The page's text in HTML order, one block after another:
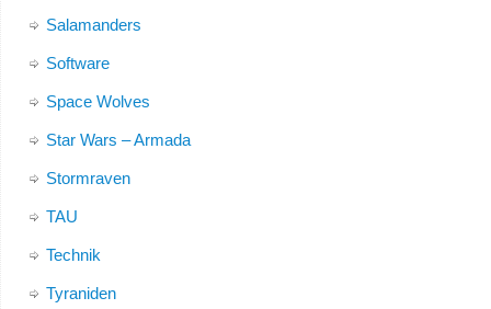
Salamanders
Software
Space Wolves
Star Wars – Armada
Stormraven
TAU
Technik
Tyraniden